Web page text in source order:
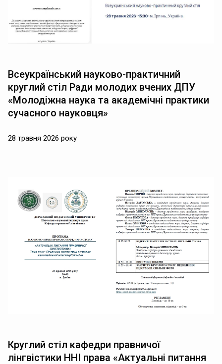
Всеукраїнський науково-практичний
круглий стіл Ради молодих вчених ДПУ
«Молодіжна наука та академічні практики
сучасного науковця»
28 травня 2026 року
Круглий стіл кафедри правничої
лінгвістики ННІ права «Актуальні питання